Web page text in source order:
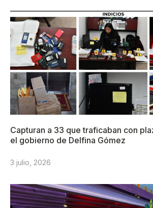
Capturan a 33 que traficaban con
el gobierno de Delfina Gómez
3 julio, 2026